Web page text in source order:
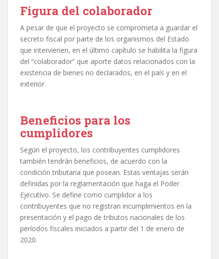
Figura del colaborador
A pesar de que el proyecto se comprometa a guardar el
secreto fiscal por parte de los organismos del Estado
que intervienen, en el último capítulo se habilita la figura
del “colaborador” que aporte datos relacionados con la
existencia de bienes no declarados, en el país y en el
exterior.
Beneficios para los
cumplidores
Según el proyecto, los contribuyentes cumplidores
también tendrán beneficios, de acuerdo con la
condición tributaria que posean. Estas ventajas serán
definidas por la reglamentación que haga el Poder
Ejecutivo. Se define como cumplidor a los
contribuyentes que no registran incumplimientos en la
presentación y el pago de tributos nacionales de los
períodos fiscales iniciados a partir del 1 de enero de
2020.